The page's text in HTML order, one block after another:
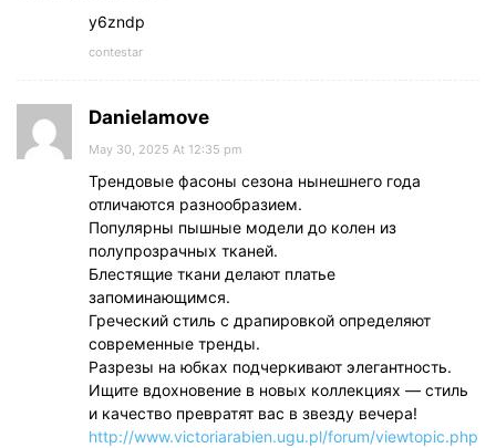
y6zndp
contestar
Danielamove
May 30, 2025 At 12:35 pm
Трендовые фасоны сезона нынешнего года
отличаются разнообразием.
Популярны пышные модели до колен из
полупрозрачных тканей.
Блестящие ткани делают платье
запоминающимся.
Греческий стиль с драпировкой определяют
современные тренды.
Разрезы на юбках подчеркивают элегантность.
Ищите вдохновение в новых коллекциях — стиль
и качество превратят вас в звезду вечера!
http://www.victoriarabien.ugu.pl/forum/viewtopic.php